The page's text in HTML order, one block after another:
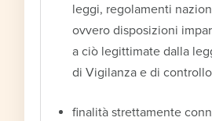
leggi, regolamenti
ovvero disposizioni
a ciò legittimate dalla
di Vigilanza e di
finalità strettamente